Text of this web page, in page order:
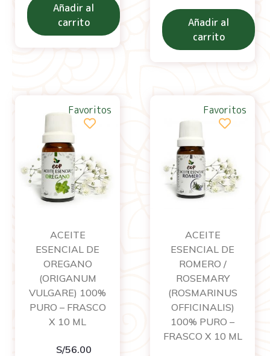
Añadir al
carrito
Añadir al
carrito
ACEITE
ESENCIAL DE
OREGANO
(ORIGANUM
VULGARE) 100%
PURO – FRASCO
X 10 ML
S/56.00
Favoritos
ACEITE
ESENCIAL DE
ROMERO /
ROSEMARY
(ROSMARINUS
OFFICINALIS)
100% PURO –
FRASCO X 10 ML
Favoritos